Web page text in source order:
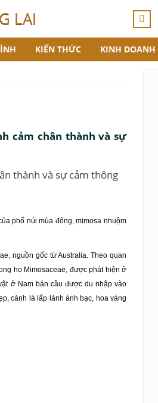
LAI
KIẾN THỨC KINH DOANH
cảm chân thành và sự
thành và sự cảm thông
phố núi mùa đông, mimosa nhuộm
nguồn gốc từ Australia. Theo quan
họ Mimosaceae, được phát hiện ở
ở Nam bán cầu được du nhập vào
cành lá lấp lánh ánh bạc, hoa vàng